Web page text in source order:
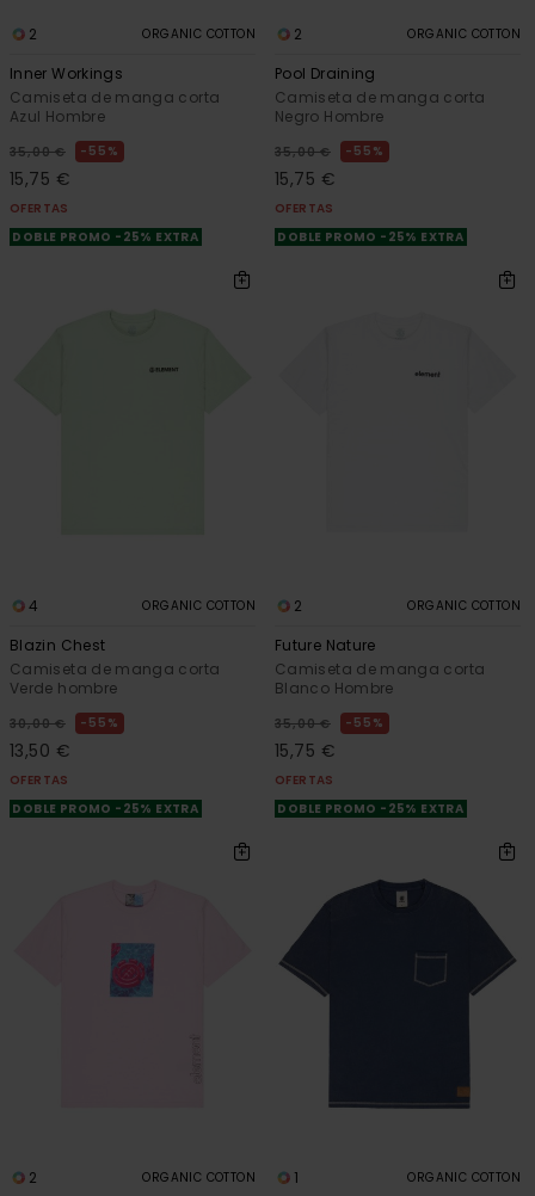
2 ORGANIC COTTON
Inner Workings
Camiseta de manga corta
Azul Hombre
35,00 € 55%
15,75 €
OFERTAS
DOBLE PROMO -25% EXTRA
2 ORGANIC COTTON
Pool Draining
Camiseta de manga corta
Negro Hombre
35,00 € 55%
15,75 €
OFERTAS
DOBLE PROMO -25% EXTRA
4 ORGANIC COTTON
Blazin Chest
Camiseta de manga corta
Verde hombre
30,00 € 55%
13,50 €
OFERTAS
DOBLE PROMO -25% EXTRA
2 ORGANIC COTTON
Future Nature
Camiseta de manga corta
Blanco Hombre
35,00 € 55%
15,75 €
OFERTAS
DOBLE PROMO -25% EXTRA
2 ORGANIC COTTON 1 ORGANIC COTTON